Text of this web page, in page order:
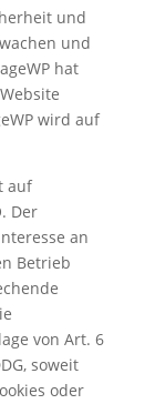
und
und
hat
wird auf
auf
Der
an
Betrieb
von Art. 6
soweit
oder